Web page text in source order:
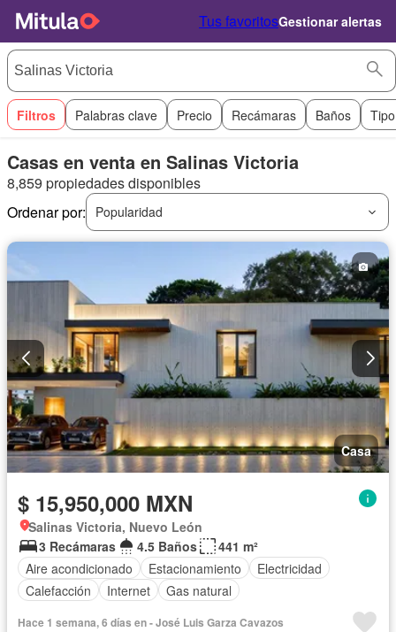
Tus favoritosGestionar alertas
Filtros Palabras clave Precio Recámaras Baños
Casas en venta en Salinas Victoria
8,859 propiedades disponibles
Ordenar por:
Popularidad
Casa
$ 15,950,000 MXN
Salinas Victoria, Nuevo León
3 Recámaras
4.5 Baños
441 m²
Aire acondicionado
Estacionamiento
Electricidad
Calefacción
Internet Gas natural
Hace 1 semana, 6 días en - José Luis Garza Cavazos